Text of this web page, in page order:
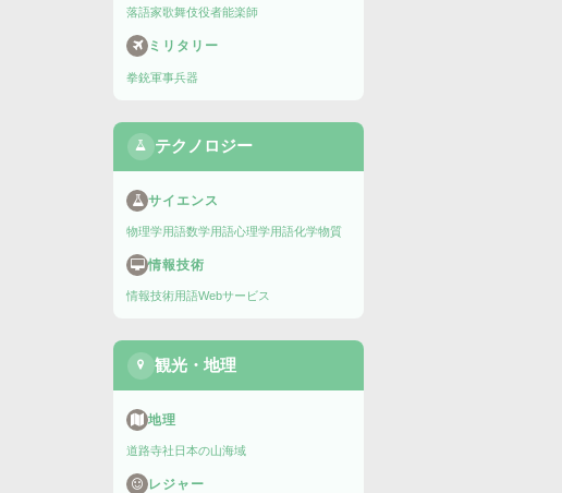
落語家歌舞伎役者能楽師
ミリタリー
拳銃軍事兵器
テクノロジー
サイエンス
物理学用語数学用語心理学用語化学物質
情報技術
情報技術用語Webサービス
観光・地理
地理
道路寺社 日本の山海域
レジャー